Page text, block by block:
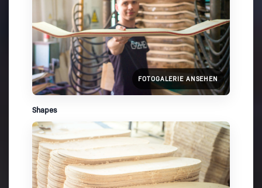
FOTOGALERIE ANSEHEN
Shapes